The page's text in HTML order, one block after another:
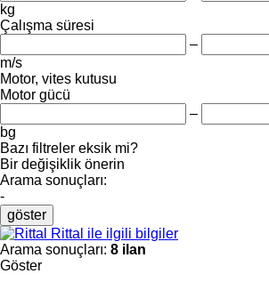
kg
Çalışma süresi
–
m/s
Motor, vites kutusu
Motor gücü
–
bg
Bazı filtreler eksik mi?
Bir değişiklik önerin
Arama sonuçları:
-
göster
Rittal ile ilgili bilgiler
Arama sonuçları: 8 ilan
Göster